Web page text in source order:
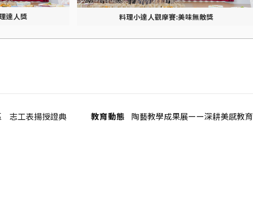
達人獎 料理小達人觀摩賽:美味無敵獎
志工表揚授證典
教育動態 陶藝教學成果展ーー深耕美感教育